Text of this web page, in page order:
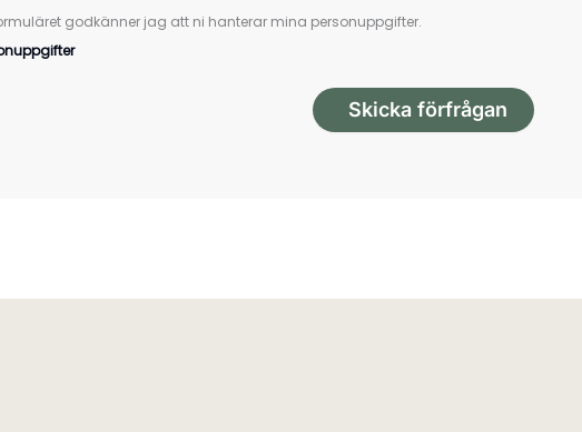
godkänner jag att ni hanterar mina personuppgifter.
Skicka förfrågan